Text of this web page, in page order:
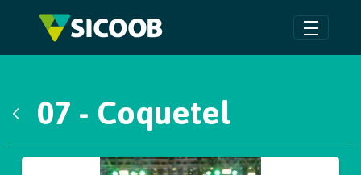
Pular para o Conteúdo principal
07 - Coquetel
Galeria de Mídias